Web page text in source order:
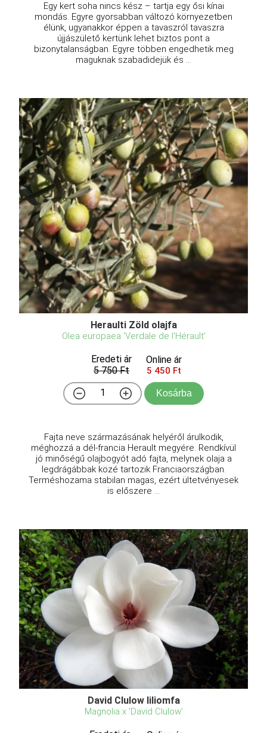
Egy kert soha nincs kész – tartja egy ősi kínai
mondás. Egyre gyorsabban változó környezetben
élünk, ugyanakkor éppen a tavaszról tavaszra
újjászülető kertünk lehet biztos pont a
bizonytalanságban. Egyre többen engedhetik meg
maguknak szabadidejük és ...
Heraulti Zöld olajfa
Olea europaea 'Verdale de l'Hérault'
Eredeti ár
5 750 Ft
Online ár
5 450 Ft
Kosárba
Fajta neve származásának helyéről árulkodik,
méghozzá a dél-francia Herault megyére. Rendkívül
jó minőségű olajbogyót adó fajta, melynek olaja a
legdrágábbak közé tartozik Franciaországban.
Terméshozama stabilan magas, ezért ültetvényesek
is előszere ...
David Clulow liliomfa
Magnolia x 'David Clulow'